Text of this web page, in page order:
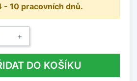
- 10 pracovních dnů.
+
DO KOŠÍKU